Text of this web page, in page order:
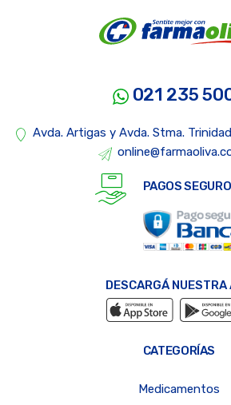
021 235
Avda. Artigas y Avda. Stma.
PAGOS
DESCARGÁ NUESTRA
CATEGORÍAS
Medicamentos